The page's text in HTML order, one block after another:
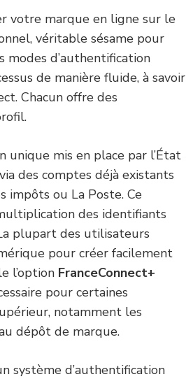
votre marque en ligne sur le
véritable sésame pour
modes d’authentification
de manière fluide, à savoir
Chacun offre des
unique mis en place par l’État
des comptes déjà existants
impôts ou La Poste. Ce
des identifiants
plupart des utilisateurs
pour créer facilement
l’option FranceConnect+
pour certaines
notamment les
dépôt de marque.
système d’authentification